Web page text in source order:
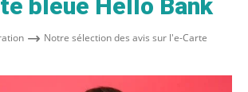
bleue Hello Bank
Notre sélection des avis sur l'e-Carte